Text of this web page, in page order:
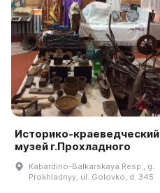
Историко-краеведческий
музей г.Прохладного
Kabardino-Balkarskaya Resp., g.
Prokhladnyy, ul. Golovko, d. 345